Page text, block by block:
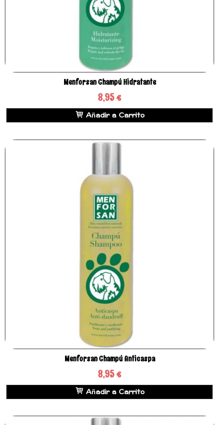
Menforsan Champú Hidratante
8,95 €
Añadir a Carrito
Menforsan Champú Anticaspa
8,95 €
Añadir a Carrito